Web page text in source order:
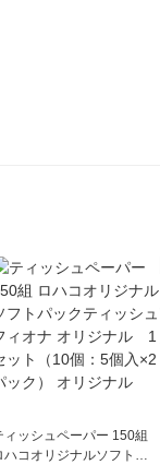
ィッシュペーパー 150組
ハコオリジナルソフトパ